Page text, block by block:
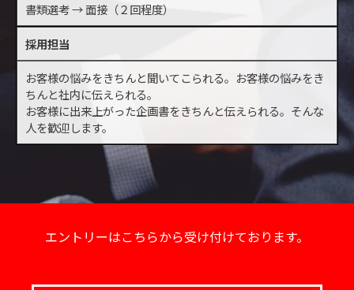
書類選考 → 面接（２回程度）
採用担当
お客様の悩みをきちんと聞いてこられる。お客様の悩みをき
ちんと社内に伝えられる。
お客様に出来上がった企画書をきちんと伝えられる。そんな
人を歓迎します。
エントリーはこちらから受け付けております。